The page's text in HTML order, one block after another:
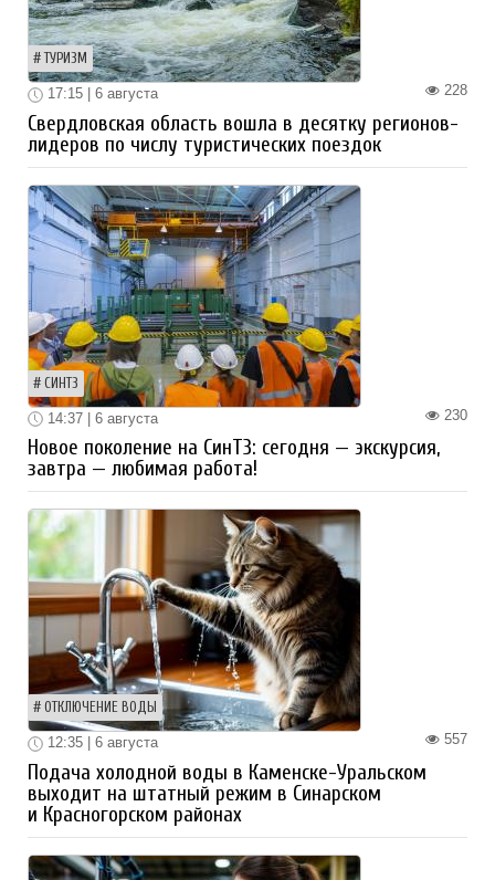
ТУРИЗМ
228
17:15 | 6 августа
Свердловская область вошла в десятку регионов-
лидеров по числу туристических поездок
СИНТЗ
230
14:37 | 6 августа
Новое поколение на СинТЗ: сегодня — экскурсия,
завтра — любимая работа!
ОТКЛЮЧЕНИЕ ВОДЫ
557
12:35 | 6 августа
Подача холодной воды в Каменске-Уральском
выходит на штатный режим в Синарском
и Красногорском районах